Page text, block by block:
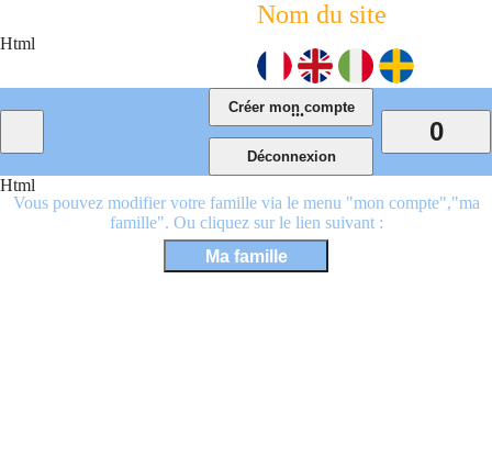
Html
Nom du site
Html
0
...
Vous pouvez modifier votre famille via le menu "mon compte","ma
famille". Ou cliquez sur le lien suivant :